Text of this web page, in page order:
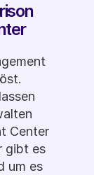
Center
gibt es
um es